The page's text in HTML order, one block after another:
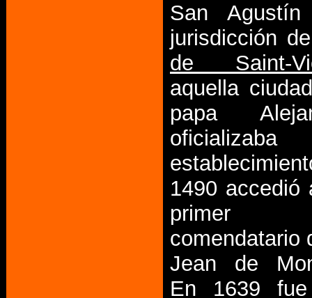
San
jurisdicción
de Saint-
aquella
papa
1490 accedió
primer
comendatario
Jean de
En 1639 fue